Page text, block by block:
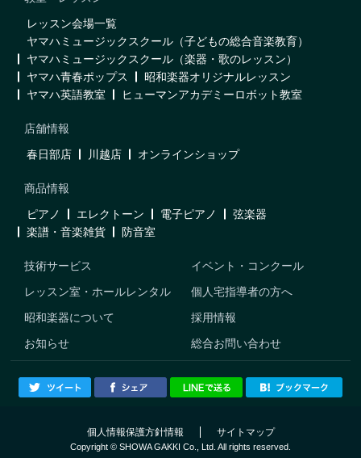
レッスン会場一覧
ヤマハミュージックスクール（子どもの総合音楽教育）
ヤマハミュージックスクール（楽器・歌のレッスン）
ヤマハ青春ポップス
昭和楽器オリジナルレッスン
ヤマハ英語教室
ヒューマンアカデミーロボット教室
店舗情報
春日部店
川越店 オンラインショップ
商品情報
ピアノ
エレクトーン 電子ピアノ
弦楽器
楽譜・音楽雑貨
防音室
技術サービス
イベント・コンクール
レッスン室・ホールレンタル
個人宅指導者の方へ
昭和楽器について
採用情報
お知らせ
総合お問い合わせ
個人情報保護方針情報 サイトマップ
Copyright © SHOWA GAKKI Co., Ltd. All rights reserved.